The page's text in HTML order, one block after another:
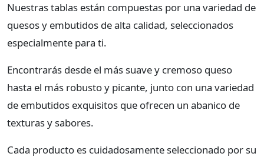
Nuestras tablas están compuestas por una variedad de
quesos y embutidos de alta calidad, seleccionados
especialmente para ti.
Encontrarás desde el más suave y cremoso queso
hasta el más robusto y picante, junto con una variedad
de embutidos exquisitos que ofrecen un abanico de
texturas y sabores.
Cada producto es cuidadosamente seleccionado por su